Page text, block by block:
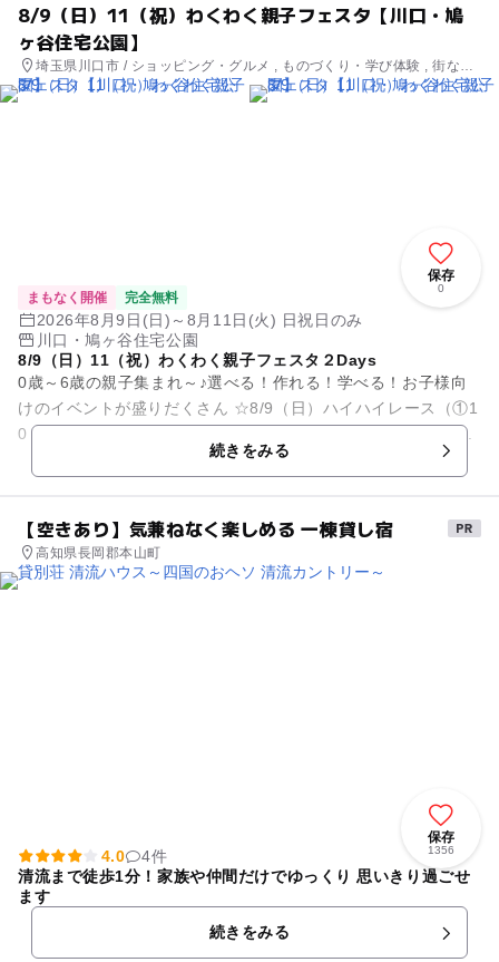
8/9（日）11（祝）わくわく親子フェスタ【川口・鳩
ヶ谷住宅公園】
埼玉県川口市 / ショッピング・グルメ , ものづくり・学び体験 , 街なか
イベント , ミニイベント
保存
0
まもなく開催 完全無料
2026年8月9日(日)～8月11日(火) 日祝日のみ
川口・鳩ヶ谷住宅公園
8/9（日）11（祝）わくわく親子フェスタ２Days
0歳～6歳の親子集まれ～♪選べる！作れる！学べる！お子様向
けのイベントが盛りだくさん ☆8/9（日）ハイハイレース（①1
0：45～②14：30～各回10組様） ☆8/9（日）ジュートバッ...
続きをみる
【空きあり】気兼ねなく楽しめる 一棟貸し宿
高知県長岡郡本山町
保存
1356
4.0
4件
清流まで徒歩1分！家族や仲間だけでゆっくり 思いきり過ごせ
ます
続きをみる